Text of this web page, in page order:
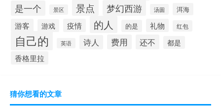
是一个 景区 景点 梦幻西游 汤圆 洱海
游客 游戏 疫情 的人 的是 礼物 红包
自己的 英语 诗人 费用 还不 都是
香格里拉
猜你想看的文章